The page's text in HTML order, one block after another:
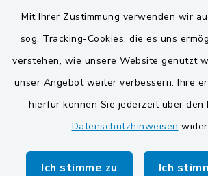
Mit Ihrer Zustimmung verwenden wir
sog. Tracking-Cookies, die es uns
verstehen, wie unsere Website genutzt
unser Angebot weiter verbessern. Ihre
hierfür können Sie jederzeit über den
Datenschutzhinweisen
Ich stimme zu Ich
BayernPortal
Gemeinden der
Gemeinde Schwarzach bei Nabburg
Markt Schwarzenfeld
Gemeinde Stulln